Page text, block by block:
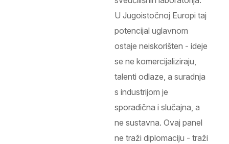
U Jugoistočnoj Europi taj
potencijal uglavnom
ostaje neiskorišten - ideje
se ne komercijaliziraju,
talenti odlaze, a suradnja
s industrijom je
sporadična i slučajna, a
ne sustavna. Ovaj panel
ne traži diplomaciju - traži